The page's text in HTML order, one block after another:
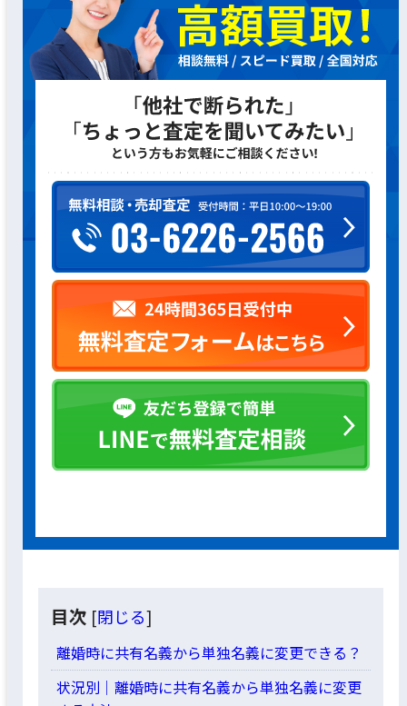
目次 [閉じる]
離婚時に共有名義から単独名義に変更できる？
状況別｜離婚時に共有名義から単独名義に変更